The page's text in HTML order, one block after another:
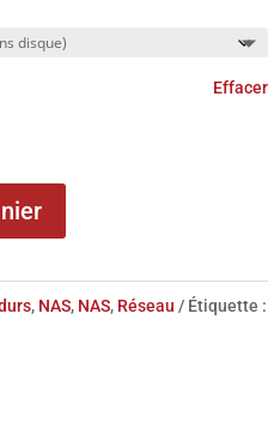
Effacer
, NAS, NAS, Réseau
Étiquette :